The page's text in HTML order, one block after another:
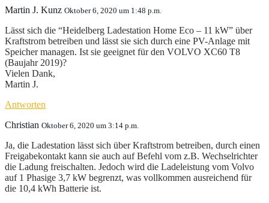
Martin J. Kunz Oktober 6, 2020 um 1:48 p.m.
Lässt sich die “Heidelberg Ladestation Home Eco – 11 kW” über
Kraftstrom betreiben und lässt sie sich durch eine PV-Anlage mit
Speicher managen. Ist sie geeignet für den VOLVO XC60 T8
(Baujahr 2019)?
Vielen Dank,
Martin J.
Antworten
Christian Oktober 6, 2020 um 3:14 p.m.
Ja, die Ladestation lässt sich über Kraftstrom betreiben, durch einen
Freigabekontakt kann sie auch auf Befehl vom z.B. Wechselrichter
die Ladung freischalten. Jedoch wird die Ladeleistung vom Volvo
auf 1 Phasige 3,7 kW begrenzt, was vollkommen ausreichend für
die 10,4 kWh Batterie ist.